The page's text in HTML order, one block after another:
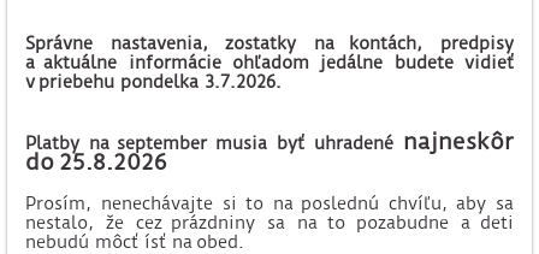
Správne nastavenia, zostatky na kontách, predpisy
a aktuálne informácie ohľadom jedálne budete vidieť
v priebehu pondelka 3.7.2026.
Platby na september musia byť uhradené najneskôr
do 25.8.2026
Prosím, nenechávajte si to na poslednú chvíľu, aby sa
nestalo, že cez prázdniny sa na to pozabudne a deti
nebudú môcť ísť na obed.